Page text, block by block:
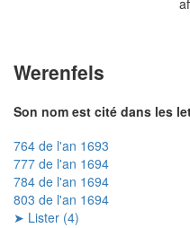
Werenfels
Son nom est cité dans les
764 de l'an 1693
777 de l'an 1694
784 de l'an 1694
803 de l'an 1694
➤ Lister (4)